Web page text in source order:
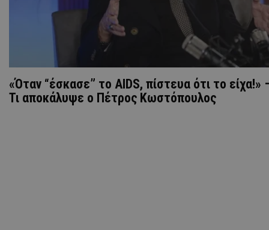
«Όταν “έσκασε” το AIDS, πίστευα ότι το είχα!»
Τι αποκάλυψε ο Πέτρος Κωστόπουλος